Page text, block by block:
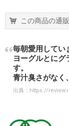
この商品の通
毎朝愛用してい
ヨーグルとにグ
す。
青汁臭さがなく
出典： https://